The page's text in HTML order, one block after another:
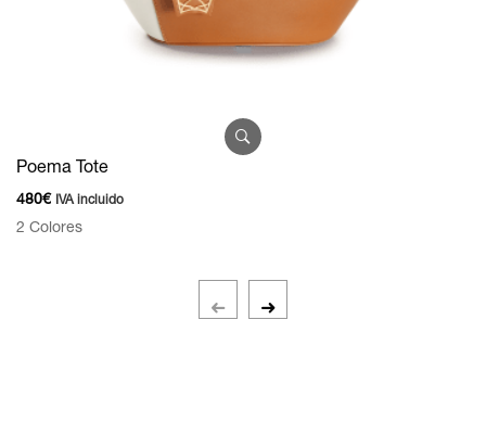
Poema Tote
480€ IVA incluido
2 Colores